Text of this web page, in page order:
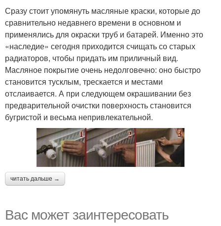
Сразу стоит упомянуть масляные краски, которые до
сравнительно недавнего времени в основном и
применялись для окраски труб и батарей. Именно это
«наследие» сегодня приходится счищать со старых
радиаторов, чтобы придать им приличный вид.
Масляное покрытие очень недолговечно: оно быстро
становится тусклым, трескается и местами
отслаивается. А при следующем окрашивании без
предварительной очистки поверхность становится
бугристой и весьма непривлекательной.
читать дальше →
Вас может заинтересовать